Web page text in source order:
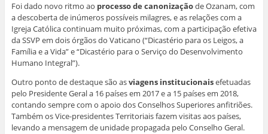
Foi dado novo ritmo ao processo de canonizaçãode Ozanam, com
a descoberta de inúmeros possíveis milagres, e as relações com a
Igreja Católica continuam muito próximas, com a participação efetiva
da SSVP em dois órgãos do Vaticano (“Dicastério para os Leigos, a
Família e a Vida” e “Dicastério para o Serviço do Desenvolvimento
Humano Integral”).
Outro ponto de destaque são asviagens institucionaisefetuadas
pelo Presidente Geral a 16 países em 2017 e a 15 países em 2018,
contando sempre com o apoio dos Conselhos Superiores anfitriões.
Também os Vice-presidentes Territoriais fazem visitas aos países,
levando a mensagem de unidade propagada pelo Conselho Geral.